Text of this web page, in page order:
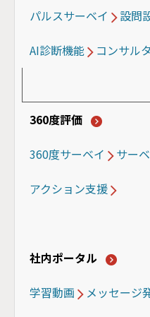
パルスサーベイ 設問
AI診断機能 コンサル
360度評価
360度サーベイ サー
アクション支援
社内ポータル
学習動画 メッセージ